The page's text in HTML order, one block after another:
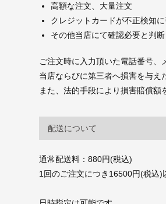
高額な注文、大量注文
クレジットカードが不正検知
その他当店にて確認必要と判
ご注文時に入力頂いた電話番号、
当店ならびに第三者へ損害を与え
また、法的手段により損害賠償額
配送について
通常配送料：880円(税込)
1回のご注文につき16500円(税込)